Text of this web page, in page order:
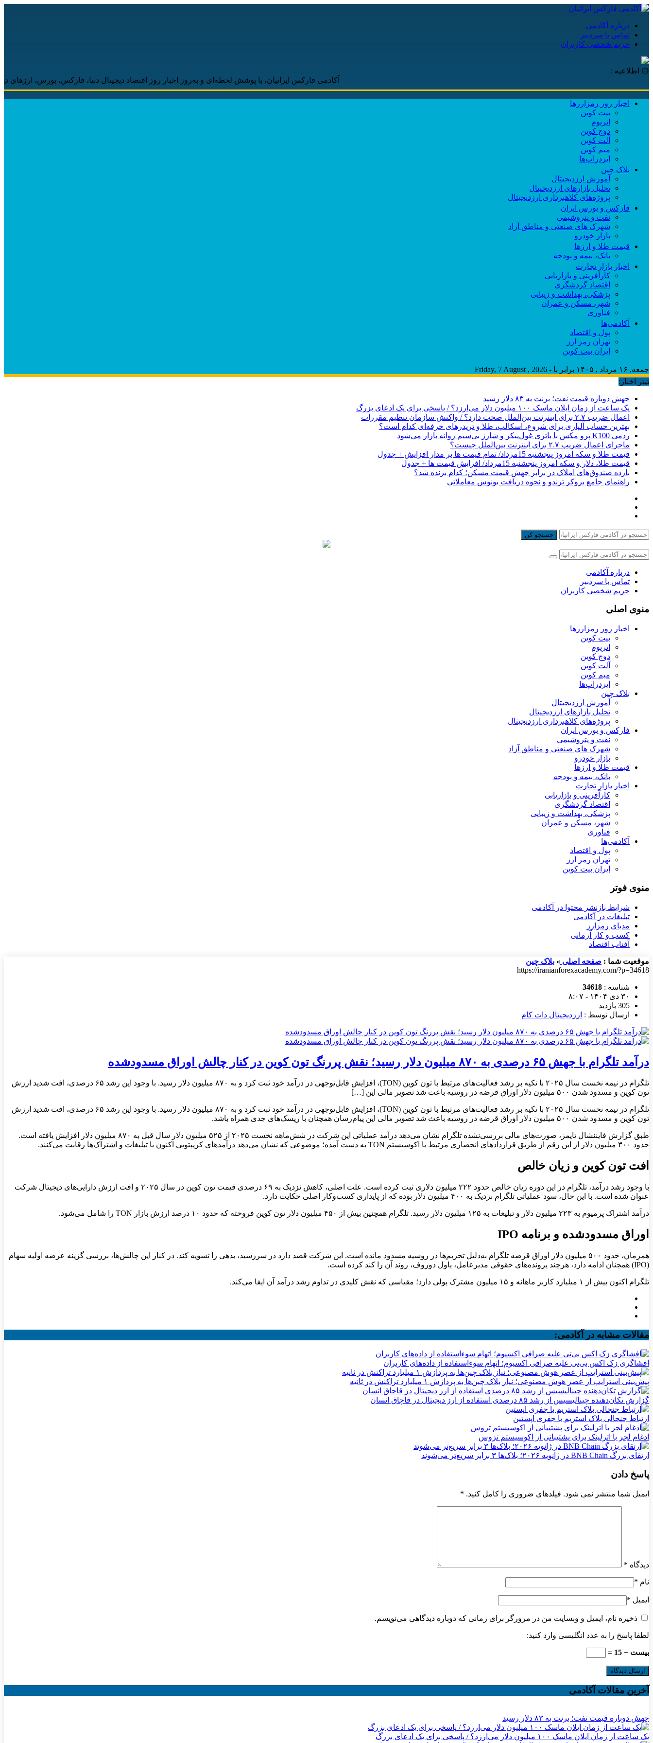
درباره آکادمی
تماس با سردبیر
حریم شخصی کاربران
۞ اطلاعیه :
آکادمی فارکس ایرانیان، با پوشش لحظه‌ای و به‌روز اخبار روز اقتصاد دیجیتال دنیا، فارکس، بورس، ارزهای دیجیتال
اخبار روز رمزارزها
بیت کوین
اتریوم
دوج کوین
آلت کوین
میم کوین‌
ایردراپ‌ها
بلاک چین
آموزش ارزدیجیتال
تحلیل بازارهای ارزدیجیتال
پروژه‌های کلاهبرداری ارزدیجیتال
فارکس و بورس ایران
نفت و پتروشیمی
شهرک های صنعتی و مناطق آزاد
بازار خودرو
قیمت طلا و ارزها
بانک، بیمه و بودجه
اخبار بازار تجارت
کارآفرینی و بازاریابی
اقتصاد گردشگری
پزشکی، بهداشت و زیبایی
شهر، مسکن و عمران
فناوری
آکادمی‌ها
پول و اقتصاد
تهران رمز ارز
ایران بیت کوین
جمعه, ۱۶ مرداد , ۱۴۰۵ برابر با - Friday, 7 August , 2026
تیتر اخبار:
جهش دوباره قیمت نفت؛ برنت به ۸۳ دلار رسید
یک ساعت از زمان ایلان ماسک ۱۰۰ میلیون دلار می‌ارزد؟ / پاسخی برای یک ادعای بزرگ
اعمال ضریب ۲.۷ برای اینترنت بین‌الملل صحت دارد؟ / واکنش سازمان تنظیم مقررات
بهترین حساب آلپاری برای شروع، اسکالپ، طلا و تریدرهای حرفه‌ای کدام است؟
ردمی K100 پرو مکس با باتری غول‌پیکر و شارژ بی‌سیم روانه بازار می‌شود
ماجرای اعمال ضریب ۲.۷ برای اینترنت بین‌الملل چیست؟
قیمت طلا و سکه امروز پنجشنبه 15مرداد/ تمام قیمت ها بر مدار افزایش + جدول
قیمت طلا، دلار و سکه امروز پنجشنبه 15مرداد/ افزایش قیمت ها + جدول
بازده صندوق‌های املاک در برابر جهش قیمت مسکن؛ کدام برنده شد؟
راهنمای جامع بروکر ترندو و نحوه دریافت بونوس معاملاتی
جستجو کن
درباره آکادمی
تماس با سردبیر
حریم شخصی کاربران
منوی اصلی
اخبار روز رمزارزها
بیت کوین
اتریوم
دوج کوین
آلت کوین
میم کوین‌
ایردراپ‌ها
بلاک چین
آموزش ارزدیجیتال
تحلیل بازارهای ارزدیجیتال
پروژه‌های کلاهبرداری ارزدیجیتال
فارکس و بورس ایران
نفت و پتروشیمی
شهرک های صنعتی و مناطق آزاد
بازار خودرو
قیمت طلا و ارزها
بانک، بیمه و بودجه
اخبار بازار تجارت
کارآفرینی و بازاریابی
اقتصاد گردشگری
پزشکی، بهداشت و زیبایی
شهر، مسکن و عمران
فناوری
آکادمی‌ها
پول و اقتصاد
تهران رمز ارز
ایران بیت کوین
منوی فوتر
شرایط بازنشر محتوا در آکادمی
تبلیغات در آکادمی
مدیای رمزارز
کسب و کار آرمانی
آفتاب اقتصاد
موقعیت شما : صفحه اصلی » بلاک چین
https://iranianforexacademy.com/?p=34618
شناسه : 34618
۳۰ دی ۱۴۰۴ - ۸:۰۷
305 بازدید
ارسال توسط : ارزدیجیتال دات کام
درآمد تلگرام با جهش ۶۵ درصدی به ۸۷۰ میلیون دلار رسید؛ نقش پررنگ تون کوین در کنار چالش اوراق مسدودشده
تلگرام در نیمه نخست سال ۲۰۲۵ با تکیه بر رشد فعالیت‌های مرتبط با تون کوین (TON)، افزایش قابل‌توجهی در درآمد خود ثبت کرد و به ۸۷۰ میلیون دلار رسید. با وجود این رشد ۶۵ درصدی، افت شدید ارزش
تون کوین و مسدود شدن ۵۰۰ میلیون دلار اوراق قرضه در روسیه باعث شد تصویر مالی این […]
تلگرام در نیمه نخست سال ۲۰۲۵ با تکیه بر رشد فعالیت‌های مرتبط با تون کوین (TON)، افزایش قابل‌توجهی در درآمد خود ثبت کرد و به ۸۷۰ میلیون دلار رسید. با وجود این رشد ۶۵ درصدی، افت شدید ارزش
تون کوین و مسدود شدن ۵۰۰ میلیون دلار اوراق قرضه در روسیه باعث شد تصویر مالی این پیام‌رسان همچنان با ریسک‌های جدی همراه باشد.
طبق گزارش فایننشال تایمز، صورت‌های مالی بررسی‌نشده تلگرام نشان می‌دهد درآمد عملیاتی این شرکت در شش‌ماهه نخست ۲۰۲۵ از ۵۲۵ میلیون دلار سال قبل به ۸۷۰ میلیون دلار افزایش یافته است.
حدود ۳۰۰ میلیون دلار از این رقم از طریق قراردادهای انحصاری مرتبط با اکوسیستم TON به دست آمده؛ موضوعی که نشان می‌دهد درآمدهای کریپتویی اکنون با تبلیغات و اشتراک‌ها رقابت می‌کنند.
افت تون کوین و زیان خالص
با وجود رشد درآمد، تلگرام در این دوره زیان خالص حدود ۲۲۲ میلیون دلاری ثبت کرده است. علت اصلی، کاهش نزدیک به ۶۹ درصدی قیمت تون کوین در سال ۲۰۲۵ و افت ارزش دارایی‌های دیجیتال شرکت
عنوان شده است. با این حال، سود عملیاتی تلگرام نزدیک به ۴۰۰ میلیون دلار بوده که از پایداری کسب‌وکار اصلی حکایت دارد.
درآمد اشتراک پرمیوم به ۲۲۳ میلیون دلار و تبلیغات به ۱۲۵ میلیون دلار رسید. تلگرام همچنین بیش از ۴۵۰ میلیون دلار تون کوین فروخته که حدود ۱۰ درصد ارزش بازار TON را شامل می‌شود.
اوراق مسدودشده و برنامه IPO
همزمان، حدود ۵۰۰ میلیون دلار اوراق قرضه تلگرام به‌دلیل تحریم‌ها در روسیه مسدود مانده است. این شرکت قصد دارد در سررسید، بدهی را تسویه کند. در کنار این چالش‌ها، بررسی گزینه عرضه اولیه سهام
(IPO) همچنان ادامه دارد، هرچند پرونده‌های حقوقی مدیرعامل، پاول دوروف، روند آن را کند کرده است.
تلگرام اکنون بیش از ۱ میلیارد کاربر ماهانه و ۱۵ میلیون مشترک پولی دارد؛ مقیاسی که نقش کلیدی در تداوم رشد درآمد آن ایفا می‌کند.
مقالات مشابه در آکادمی:
افشاگری زک اکس بی‌تی علیه صرافی اکسیوم؛ اتهام سوءاستفاده از داده‌های کاربران
پیش‌بینی استرایپ از عصر هوش مصنوعی؛ نیاز بلاک چین‌ها به پردازش ۱ میلیارد تراکنش در ثانیه
گزارش تکان‌دهنده چینالیسیس از رشد ۸۵ درصدی استفاده از ارز دیجیتال در قاچاق انسان
ارتباط جنجالی بلاک استریم با جفری اپستین
ادغام لجر با اترلینک برای پشتیبانی از اکوسیستم تزوس
ارتقای بزرگ BNB Chain در ژانویه ۲۰۲۶؛ بلاک‌ها ۳ برابر سریع‌تر می‌شوند
پاسخ دادن
ایمیل شما منتشر نمی شود. فیلدهای ضروری را کامل کنید. *
دیدگاه *
نام *
ایمیل *
ذخیره نام، ایمیل و وبسایت من در مرورگر برای زمانی که دوباره دیدگاهی می‌نویسم.
لطفا پاسخ را به عدد انگلیسی وارد کنید:
بیست − 15 =
آخرین مقالات آکادمی
جهش دوباره قیمت نفت؛ برنت به ۸۳ دلار رسید
یک ساعت از زمان ایلان ماسک ۱۰۰ میلیون دلار می‌ارزد؟ / پاسخی برای یک ادعای بزرگ